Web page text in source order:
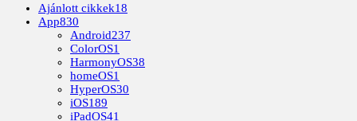
Ajánlott cikkek18
App830
Android237
ColorOS1
HarmonyOS38
homeOS1
HyperOS30
iOS189
iPadOS41